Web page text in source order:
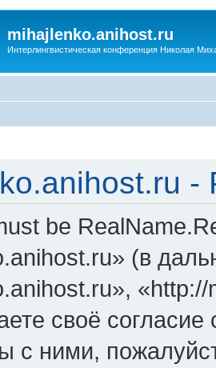
mihajlenko.anihost.ru
Интерлингвистическая конференция Николая
-
be
(в
своё
с ними,